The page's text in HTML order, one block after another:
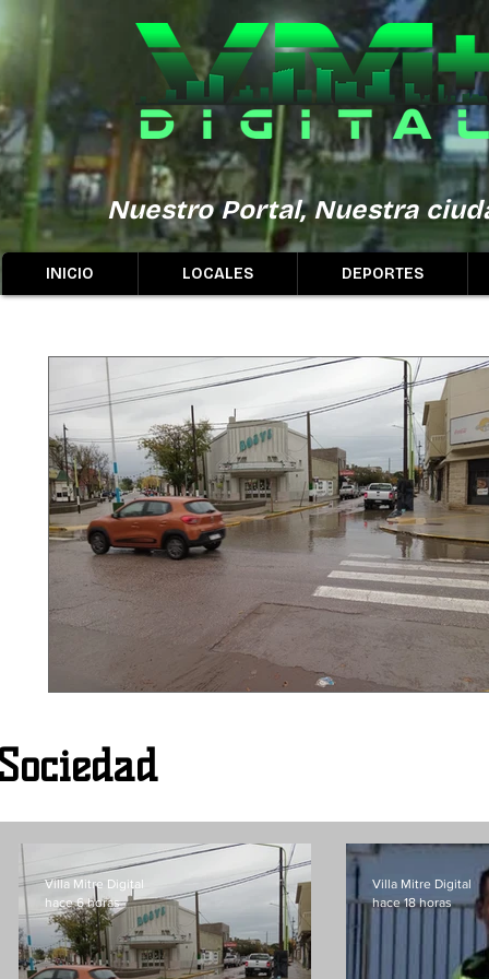
Nuestro Portal, Nuestra
INICIO LOCALES DEPORTES
Villa Mitre Digital
hace 6 horas
Villa Mitre Digital
hace 18 horas